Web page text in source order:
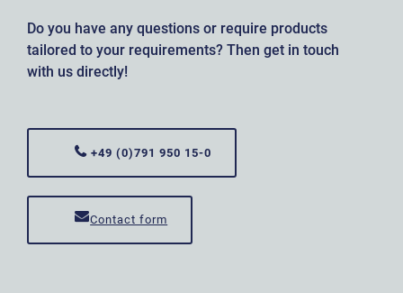
Do you have any questions or require products
tailored to your requirements? Then get in touch
with us directly!
+49 (0)791 950 15-0
Contact form